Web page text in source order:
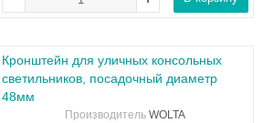
Кронштейн для уличных консольных
светильников, посадочный диаметр
48мм
Производитель WOLTA